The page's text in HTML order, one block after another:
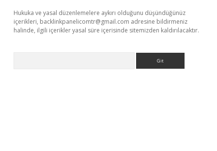
Hukuka ve yasal düzenlemelere aykırı olduğunu düşündüğünüz
içerikleri, backlinkpanelicomtr@gmail.com adresine bildirmeniz
halinde, ilgili içerikler yasal süre içerisinde sitemizden kaldırılacaktır.